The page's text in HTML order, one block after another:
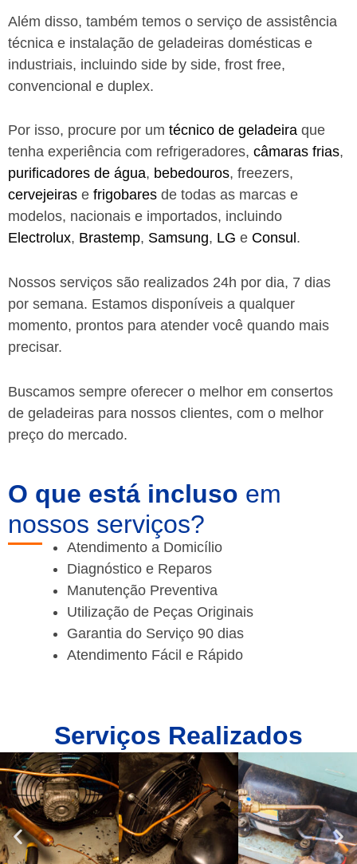
Além disso, também temos o serviço de assistência
técnica e instalação de geladeiras domésticas e
industriais, incluindo side by side, frost free,
convencional e duplex.
Por isso, procure por um técnico de geladeira que
tenha experiência com refrigeradores, câmaras frias,
purificadores de água, bebedouros, freezers,
cervejeiras e frigobares de todas as marcas e
modelos, nacionais e importados, incluindo
Electrolux, Brastemp, Samsung, LG e Consul .
Nossos serviços são realizados 24h por dia, 7 dias
por semana. Estamos disponíveis a qualquer
momento, prontos para atender você quando mais
precisar.
Buscamos sempre oferecer o melhor em consertos
de geladeiras para nossos clientes, com o melhor
preço do mercado.
O que está incluso em
nossos serviços?
Atendimento a Domicílio
Diagnóstico e Reparos
Manutenção Preventiva
Utilização de Peças Originais
Garantia do Serviço 90 dias
Atendimento Fácil e Rápido
Serviços Realizados